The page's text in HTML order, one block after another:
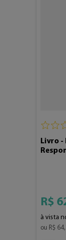
Livro -
R$
à vista
ou R$ 64,